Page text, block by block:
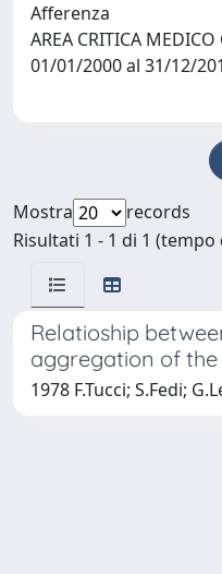
Afferenza
AREA CRITICA
01/01/2000 al 31/12/
Mostra
records
Risultati 1 - 1 di 1
Relatioship
aggregation of
1978 F.Tucci; S.Fedi;